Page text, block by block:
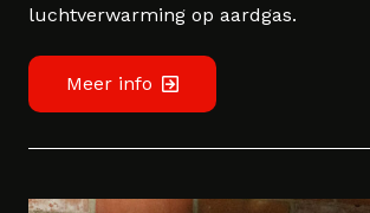
luchtverwarming op aardgas.
Meer info